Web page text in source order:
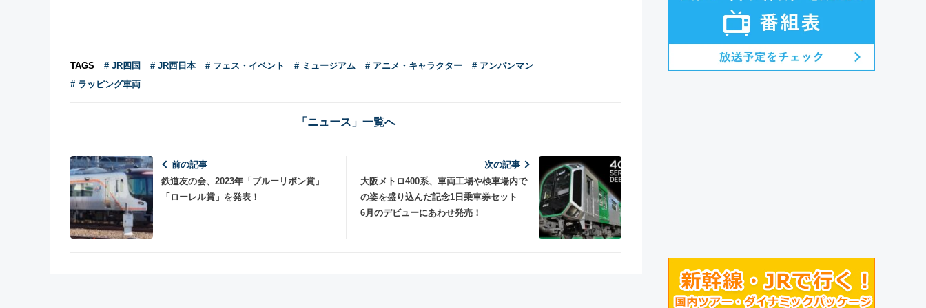
TAGS # JR四国 # JR西日本 # フェス・イベント # ミュージアム # アニメ・キャラクター
# アンパンマン
# ラッピング車両
「ニュース」一覧へ
前の記事
鉄道友の会、2023年「ブルーリボン賞」
「ローレル賞」を発表！
次の記事
大阪メトロ400系、車両工場や検車場内で
の姿を盛り込んだ記念1日乗車券セット
6月のデビューにあわせ発売！